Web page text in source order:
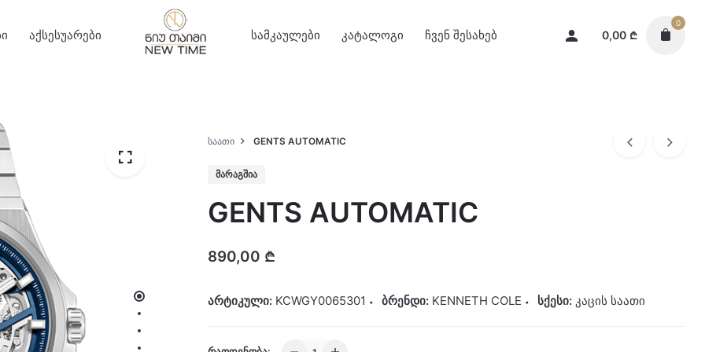
აქსესუარები სამკაულები კატალოგი ჩვენ შესახებ 0,00 ₾
0
ᲡᲐᲐᲗᲘ GENTS AUTOMATIC
ᲛᲐᲠᲐᲒᲨᲘᲐ
GENTS AUTOMATIC
890,00 ₾
არტიკული: KCWGY0065301 ბრენდი: KENNETH COLE სქესი: კაცის საათი
GENTS